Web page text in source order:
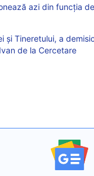
azi din funcția
și Tineretului, a
de la Cercetare